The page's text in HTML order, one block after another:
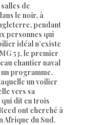
de
le noir, à
pendant
personnes qui
idéal n’existe
53, le premier
chantier naval
programme.
un voilier
vers sa
dit en trois
ont cherché à
Afrique du Sud.